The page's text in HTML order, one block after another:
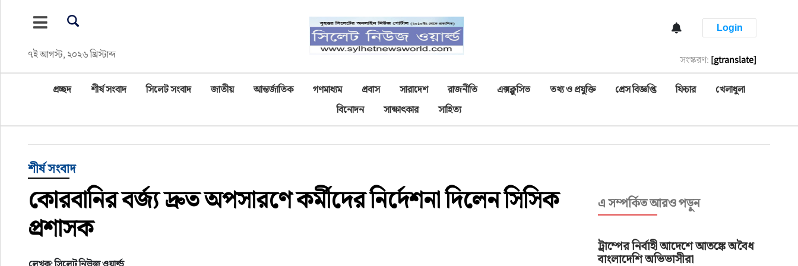
৭ই আগস্ট, ২০২৬ খ্রিস্টাব্দ
Login
সংস্করণ: [gtranslate]
আন্তর্জাতিক
গণমাধ্যম
প্রবাস
সারাদেশ
প্রচ্ছদ শীর্ষ সংবাদ সিলেট সংবাদ জাতীয় আন্তর্জাতিক গণমাধ্যম প্রবাস সারাদেশ রাজনীতি এক্সক্লুসিভ তথ্য ও প্রযুক্তি প্রেস বিজ্ঞপ্তি ফিচার
খেলাধুলা
বিনোদন
সাক্ষাৎকার সাহিত্য
শীর্ষ সংবাদ
কোরবানির বর্জ্য দ্রুত অপসারণে কর্মীদের নির্দেশনা দিলেন সিসিক
প্রশাসক
এ সম্পর্কিত আরও পড়ুন
ট্রাম্পের নির্বাহী আদেশে আতঙ্কে অবৈধ
বাংলাদেশি অভিভাসীরা